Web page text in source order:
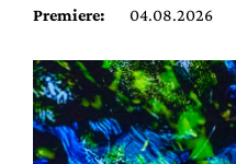
Premiere:
04.08.2026